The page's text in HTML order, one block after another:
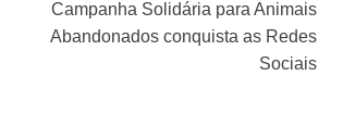
Campanha Solidária para Animais
Abandonados conquista as Redes
Sociais